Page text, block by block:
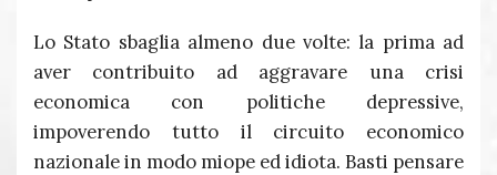
Lo Stato sbaglia almeno due volte: la prima ad
aver contribuito ad aggravare una crisi
economica con politiche depressive,
impoverendo tutto il circuito economico
nazionale in modo miope ed idiota. Basti pensare